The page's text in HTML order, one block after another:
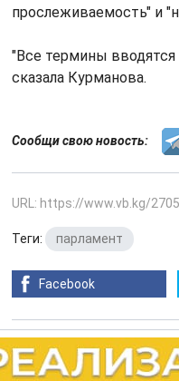
прослеживаемость" и
"Все термины
сказала Курманова.
Сообщи свою новость:
URL: https://www.vb.kg/
Теги: парламент
Facebook